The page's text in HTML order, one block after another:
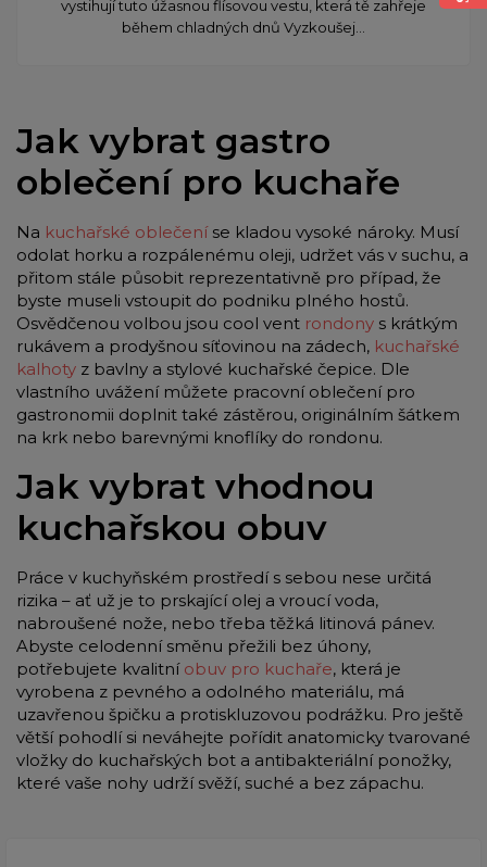
vystihují tuto úžasnou flísovou vestu, která tě zahřeje
během chladných dnů Vyzkoušej...
Jak vybrat gastro
oblečení pro kuchaře
Na kuchařské oblečeníse kladou vysoké nároky. Musí
odolat horku a rozpálenému oleji, udržet vás v suchu, a
přitom stále působit reprezentativně pro případ, že
byste museli vstoupit do podniku plného hostů.
Osvědčenou volbou jsou cool vent rondony s krátkým
rukávem a prodyšnou síťovinou na zádech, kuchařské
kalhoty z bavlny a stylové kuchařské čepice. Dle
vlastního uvážení můžete pracovní oblečení pro
gastronomii doplnit také zástěrou, originálním šátkem
na krk nebo barevnými knoflíky do rondonu.
Jak vybrat vhodnou
kuchařskou obuv
Práce v kuchyňském prostředí s sebou nese určitá
rizika – ať už je to prskající olej a vroucí voda,
nabroušené nože, nebo třeba těžká litinová pánev.
Abyste celodenní směnu přežili bez úhony,
potřebujete kvalitní obuv pro kuchaře, která je
vyrobena z pevného a odolného materiálu, má
uzavřenou špičku a protiskluzovou podrážku. Pro ještě
větší pohodlí si neváhejte pořídit anatomicky tvarované
vložky do kuchařských bot a antibakteriální ponožky,
které vaše nohy udrží svěží, suché a bez zápachu.